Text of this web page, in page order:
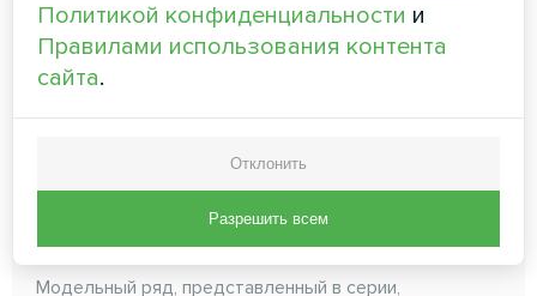
Универсальные фанкойлы
серии SEC/F
Модельный ряд, представленный в серии,
Политикой конфиденциальности и
Правилами использования контента
сайта.
Отклонить
Разрешить всем